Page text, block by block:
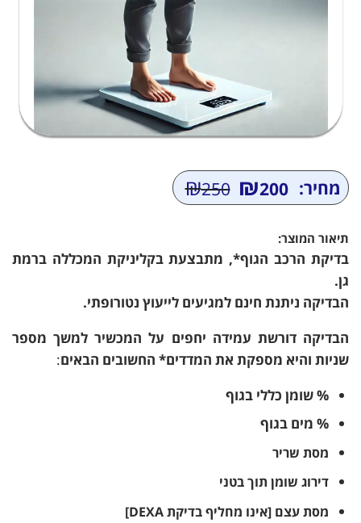
מחיר: ₪250
המחיר
₪250.
₪200
המחיר
₪200.
תיאור המוצר:
בדיקת הרכב הגוף*, מתבצעת בקליניקת המכללה ברמת
גן.
הבדיקה ניתנת חינם למגיעים לייעוץ נטורופתי.
הבדיקה דורשת עמידה יחפים על המכשיר למשך מספר
שניות והיא מספקת את המדדים* החשובים הבאים:
% שומן כללי בגוף
% מים בגוף
מסת שריר
דירוג שומן תוך בטני
מסת עצם [אינו מחליף בדיקת DEXA]